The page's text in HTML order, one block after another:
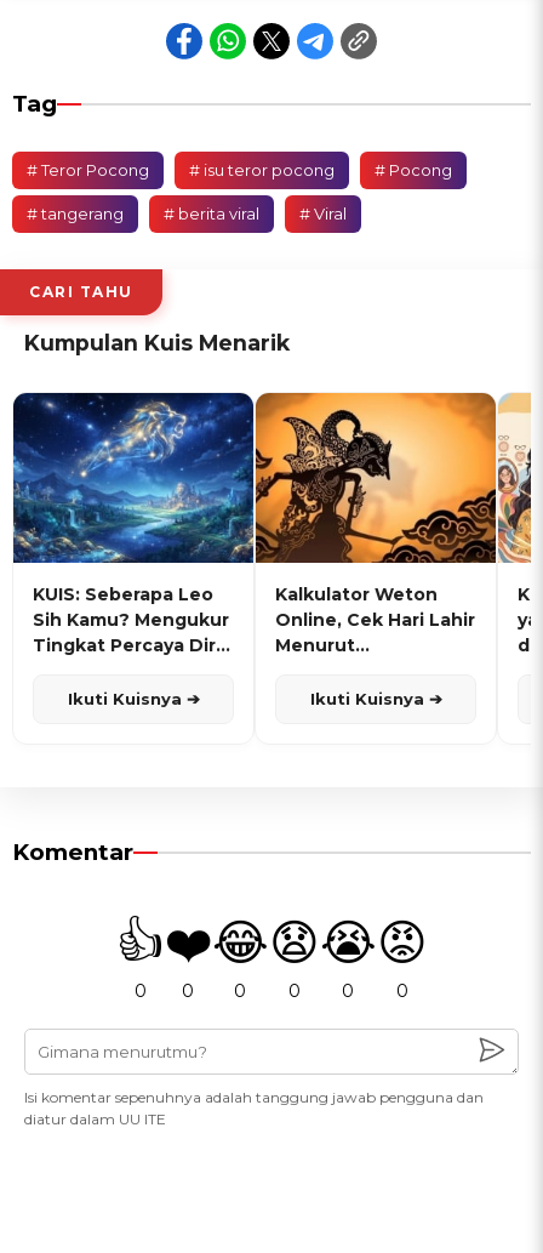
Tag
# Teror Pocong # isu teror pocong # Pocong
# tangerang # berita viral # Viral
CARI TAHU
Kumpulan Kuis Menarik
KUIS: Seberapa Leo
Sih Kamu? Mengukur
Tingkat Percaya Diri
Ikuti Kuisnya ➔
Kalkulator Weton
Online, Cek Hari Lahir
Menurut
Ikuti Kuisnya ➔
Komentar
👍
0
❤️
0
😂
0
😧
0
😭
0
😡
0
Isi komentar sepenuhnya adalah tanggung jawab pengguna dan
diatur dalam UU ITE